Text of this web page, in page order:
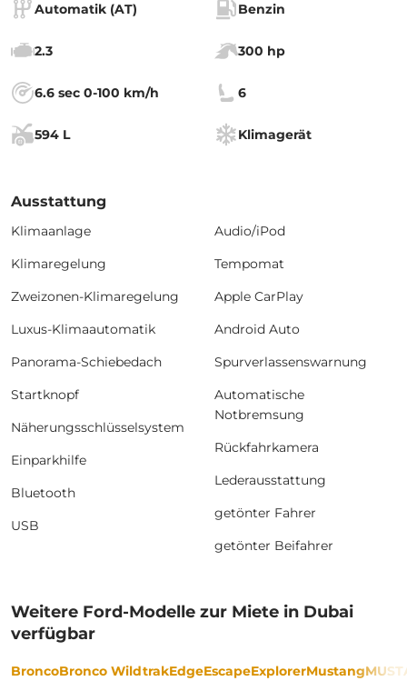
Automatik (AT) Benzin
2.3 300 hp
6.6 sec 0-100 km/h 6
594 L Klimagerät
Ausstattung
Klimaanlage
Klimaregelung
Zweizonen-Klimaregelung
Luxus-Klimaautomatik
Panorama-Schiebedach
Startknopf
Näherungsschlüsselsystem
Einparkhilfe
Bluetooth
USB
Audio/iPod
Tempomat
Apple CarPlay
Android Auto
Spurverlassenswarnung
Automatische
Notbremsung
Rückfahrkamera
Lederausstattung
getönter Fahrer
getönter Beifahrer
Weitere Ford-Modelle zur Miete in Dubai
verfügbar
BroncoBronco WildtrakEdgeEscapeExplorerMustang